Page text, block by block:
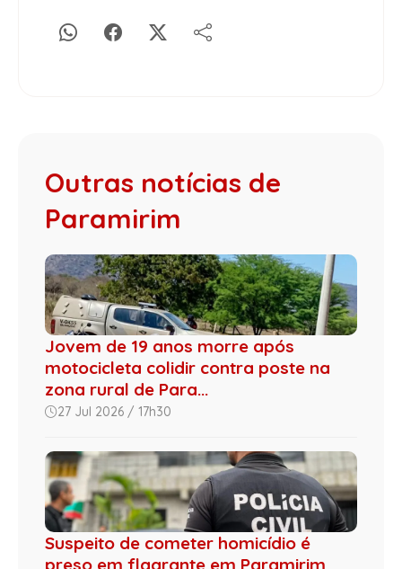
Outras notícias de
Paramirim
Jovem de 19 anos morre após
motocicleta colidir contra poste na
zona rural de Para...
27 Jul 2026 / 17h30
Suspeito de cometer homicídio é
preso em flagrante em Paramirim